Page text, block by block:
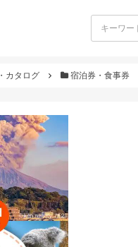
カタログ 宿泊券・食事券